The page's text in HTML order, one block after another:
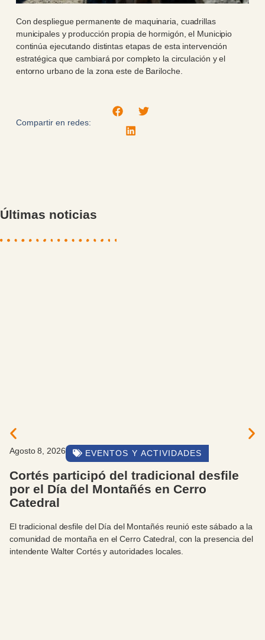
Con despliegue permanente de maquinaria, cuadrillas
municipales y producción propia de hormigón, el Municipio
continúa ejecutando distintas etapas de esta intervención
estratégica que cambiará por completo la circulación y el
entorno urbano de la zona este de Bariloche.
Compartir en redes:
Últimas noticias
Agosto 8, 2026 EVENTOS Y ACTIVIDADES
Cortés participó del tradicional desfile
por el Día del Montañés en Cerro
Catedral
El tradicional desfile del Día del Montañés reunió este sábado a la
comunidad de montaña en el Cerro Catedral, con la presencia del
intendente Walter Cortés y autoridades locales.